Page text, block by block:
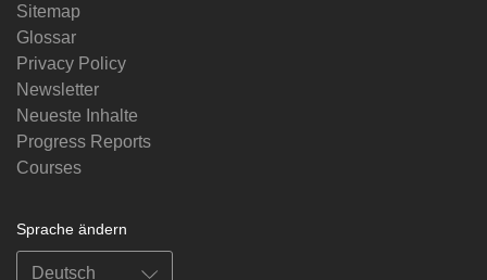
Sitemap
Glossar
Privacy Policy
Newsletter
Neueste Inhalte
Progress Reports
Courses
Sprache ändern